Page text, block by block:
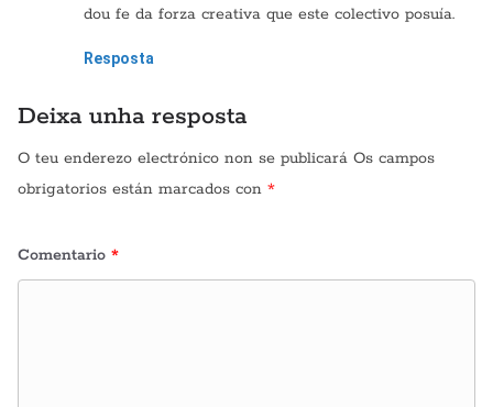
dou fe da forza creativa que este colectivo posuía.
Resposta
Deixa unha resposta
O teu enderezo electrónico non se publicará Os campos
obrigatorios están marcados con *
Comentario *